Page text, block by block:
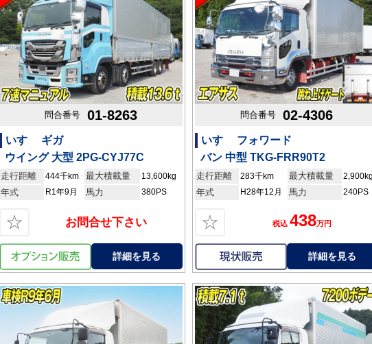
問合番号 01-8263
いすゞ ギガ
ウイング 大型 2PG-CYJ77C
走行距離 444千km 最大積載量 13,600kg
年式 R1年9月 馬力 380PS
☆ お問合せ下さい
詳細を見る
問合番号 02-4306
いすゞ フォワード
バン 中型 TKG-FRR90T2
走行距離 283千km 最大積載量 2,900kg
年式 H28年12月 馬力 240PS
☆ 税込 438万円
詳細を見る